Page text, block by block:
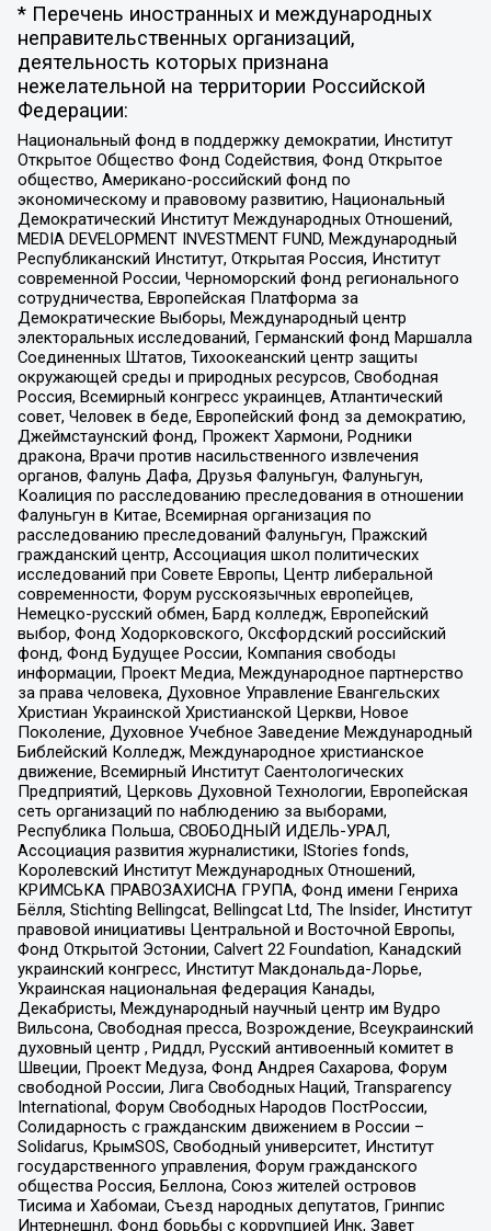
* Перечень иностранных и международных
неправительственных организаций,
деятельность которых признана
нежелательной на территории Российской
Федерации:
Национальный фонд в поддержку демократии, Институт
Открытое Общество Фонд Содействия, Фонд Открытое
общество, Американо-российский фонд по
экономическому и правовому развитию, Национальный
Демократический Институт Международных Отношений,
MEDIA DEVELOPMENT INVESTMENT FUND, Международный
Республиканский Институт, Открытая Россия, Институт
современной России, Черноморский фонд регионального
сотрудничества, Европейская Платформа за
Демократические Выборы, Международный центр
электоральных исследований, Германский фонд Маршалла
Соединенных Штатов, Тихоокеанский центр защиты
окружающей среды и природных ресурсов, Свободная
Россия, Всемирный конгресс украинцев, Атлантический
совет, Человек в беде, Европейский фонд за демократию,
Джеймстаунский фонд, Прожект Хармони, Родники
дракона, Врачи против насильственного извлечения
органов, Фалунь Дафа, Друзья Фалуньгун, Фалуньгун,
Коалиция по расследованию преследования в отношении
Фалуньгун в Китае, Всемирная организация по
расследованию преследований Фалуньгун, Пражский
гражданский центр, Ассоциация школ политических
исследований при Совете Европы, Центр либеральной
современности, Форум русскоязычных европейцев,
Немецко-русский обмен, Бард колледж, Европейский
выбор, Фонд Ходорковского, Оксфордский российский
фонд, Фонд Будущее России, Компания свободы
информации, Проект Медиа, Международное партнерство
за права человека, Духовное Управление Евангельских
Христиан Украинской Христианской Церкви, Новое
Поколение, Духовное Учебное Заведение Международный
Библейский Колледж, Международное христианское
движение, Всемирный Институт Саентологических
Предприятий, Церковь Духовной Технологии, Европейская
сеть организаций по наблюдению за выборами,
Республика Польша, СВОБОДНЫЙ ИДЕЛЬ-УРАЛ,
Ассоциация развития журналистики, IStories fonds,
Королевский Институт Международных Отношений,
КРИМСЬКА ПРАВОЗАХИСНА ГРУПА, Фонд имени Генриха
Бёлля, Stichting Bellingcat, Bellingcat Ltd, The Insider, Институт
правовой инициативы Центральной и Восточной Европы,
Фонд Открытой Эстонии, Calvert 22 Foundation, Канадский
украинский конгресс, Институт Макдональда-Лорье,
Украинская национальная федерация Канады,
Декабристы, Международный научный центр им Вудро
Вильсона, Свободная пресса, Возрождение, Всеукраинский
духовный центр , Риддл, Русский антивоенный комитет в
Швеции, Проект Медуза, Фонд Андрея Сахарова, Форум
свободной России, Лига Свободных Наций, Transparеncy
International, Форум Свободных Народов ПостРоссии,
Солидарность с гражданским движением в России –
Solidarus, КрымSOS, Свободный университет, Институт
государственного управления, Форум гражданского
общества Россия, Беллона, Союз жителей островов
Тисима и Хабомаи, Съезд народных депутатов, Гринпис
Интернешнл, Фонд борьбы с коррупцией Инк, Завет